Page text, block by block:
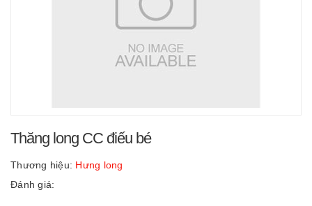
Thăng long CC điếu bé
Thương hiệu: Hưng long
Đánh giá: